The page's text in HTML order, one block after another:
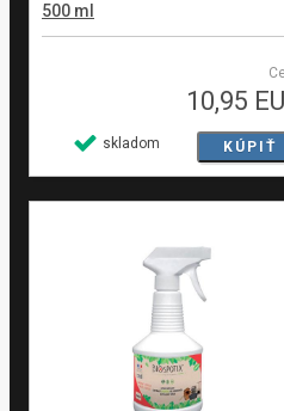
500 ml
10,95
skladom